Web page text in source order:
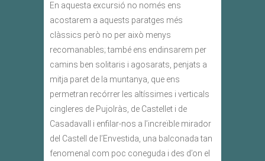
En aquesta excursió no només ens
acostarem a aquests paratges més
clàssics però no per això menys
recomanables; també ens endinsarem per
camins ben solitaris i agosarats, penjats a
mitja paret de la muntanya, que ens
permetran recórrer les altíssimes i verticals
cingleres de Pujolràs, de Castellet i de
Casadavall i enfilar-nos a l’increïble mirador
del Castell de l’Envestida, una balconada tan
fenomenal com poc coneguda i des d’on el